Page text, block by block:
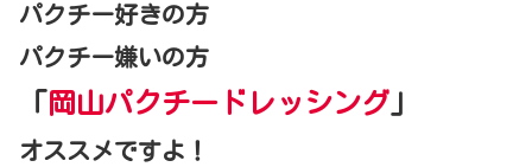
パクチー好きの方
パクチー嫌いの方
岡山パクチードレッシング
オススメですよ！